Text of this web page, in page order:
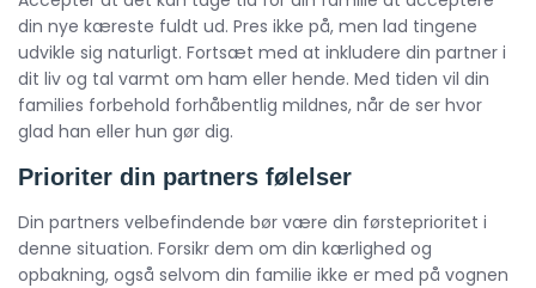
din nye kæreste fuldt ud. Pres ikke på, men lad tingene
udvikle sig naturligt. Fortsæt med at inkludere din partner i
dit liv og tal varmt om ham eller hende. Med tiden vil din
families forbehold forhåbentlig mildnes, når de ser hvor
glad han eller hun gør dig.
Prioriter din partners følelser
Din partners velbefindende bør være din førsteprioritet i
denne situation. Forsikr dem om din kærlighed og
opbakning, også selvom din familie ikke er med på vognen